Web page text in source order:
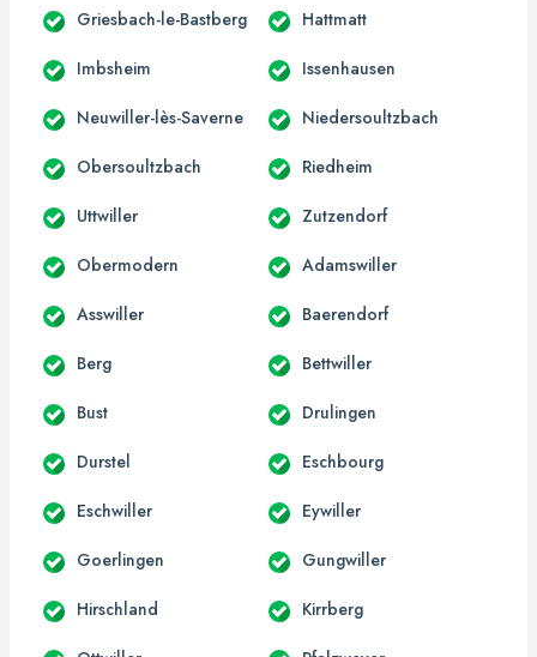
Griesbach-le-Bastberg Hattmatt
Imbsheim Issenhausen
Neuwiller-lès-Saverne Niedersoultzbach
Obersoultzbach Riedheim
Uttwiller Zutzendorf
Obermodern Adamswiller
Asswiller Baerendorf
Berg Bettwiller
Bust Drulingen
Durstel Eschbourg
Eschwiller Eywiller
Goerlingen Gungwiller
Hirschland Kirrberg